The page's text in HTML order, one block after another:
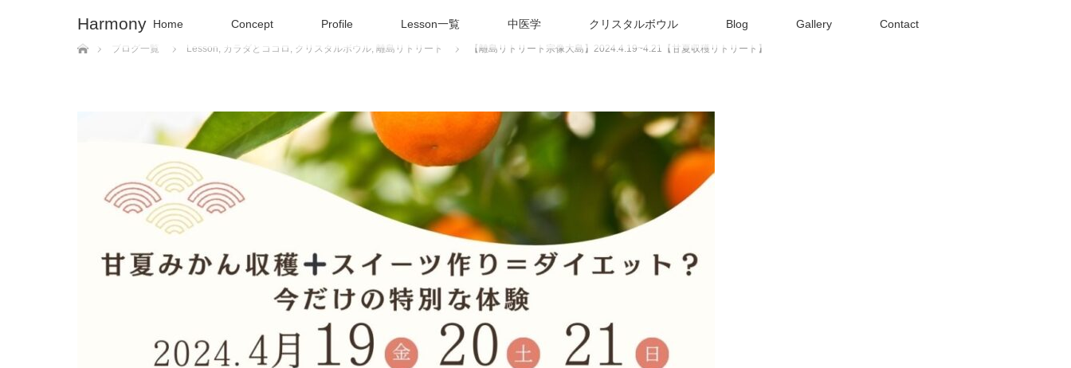
Harmony Home Concept Profile Lesson一覧 中医学 クリスタルボウル Blog Gallery Contact
ホーム
ブログ一覧
Lesson, カラダとココロ , クリスタルボウル, 離島リトリート 【離島リトリート宗像大島】2024.4.19~4.21【甘夏収穫リトリート】